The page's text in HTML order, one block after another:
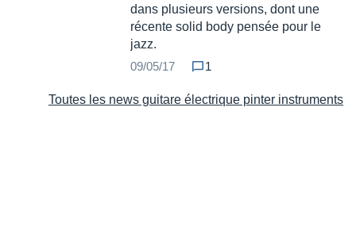
dans plusieurs versions, dont une
récente solid body pensée pour le
jazz.
09/05/17
1
Toutes les news guitare électrique pinter instruments